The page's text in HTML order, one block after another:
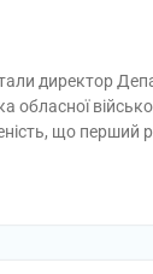
директор
що перший